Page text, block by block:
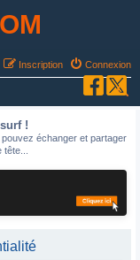
Connexion
Inscription
!
échanger et partager